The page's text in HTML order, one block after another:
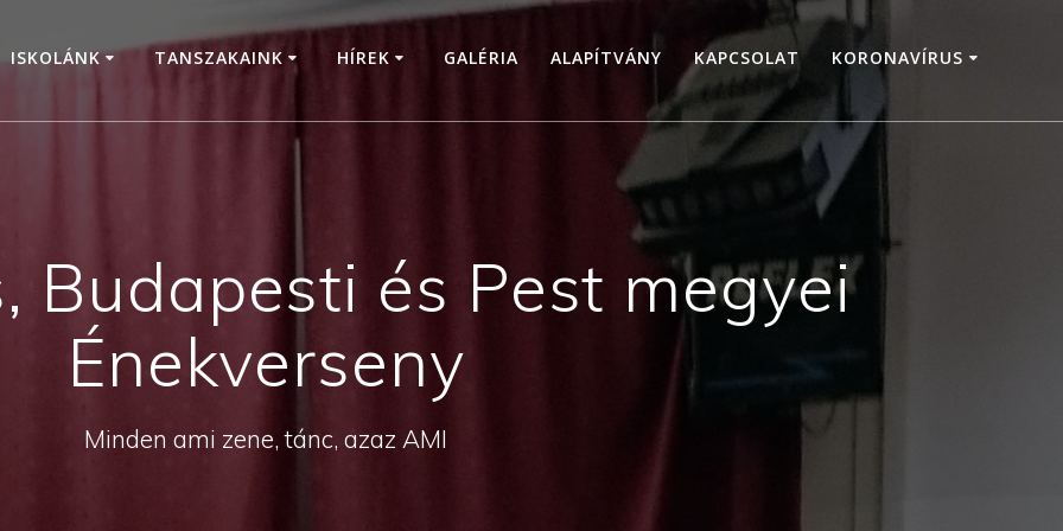
ISKOLÁNK TANSZAKAINK HÍREK GALÉRIA ALAPÍTVÁNY KAPCSOLAT KORONAVÍRUS
Budapesti és Pest megyei
Énekverseny
Minden ami zene, tánc, azaz AMI